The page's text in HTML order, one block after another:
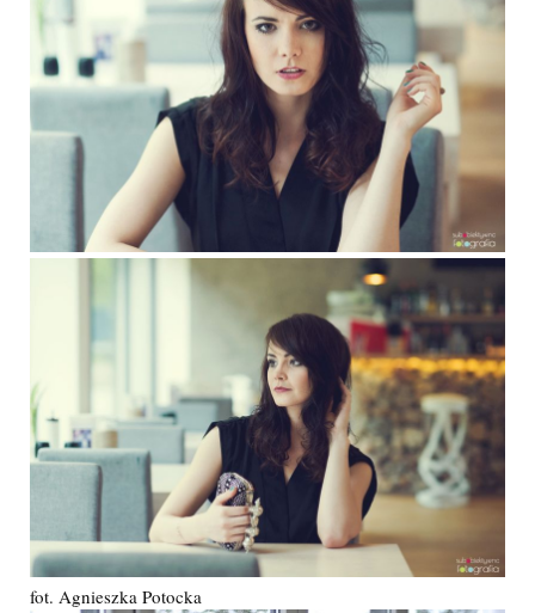
fot. Agnieszka Potocka